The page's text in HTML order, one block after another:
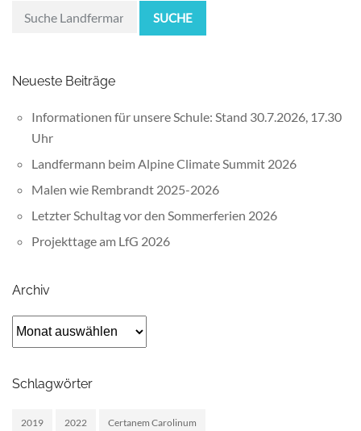
SUCHE
Neueste Beiträge
Informationen für unsere Schule: Stand 30.7.2026, 17.30
Uhr
Landfermann beim Alpine Climate Summit 2026
Malen wie Rembrandt 2025-2026
Letzter Schultag vor den Sommerferien 2026
Projekttage am LfG 2026
Archiv
Archiv
Schlagwörter
2019 2022 Certanem Carolinum